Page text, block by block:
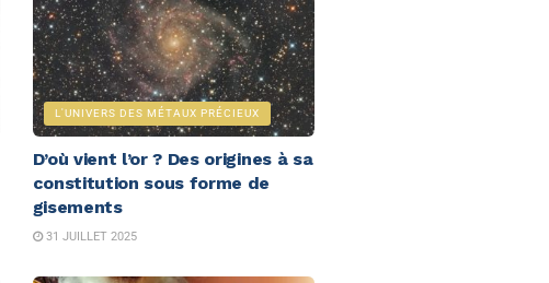
L'UNIVERS DES MÉTAUX PRÉCIEUX
D’où vient l’or ? Des origines à sa
constitution sous forme de
gisements
31 JUILLET 2025